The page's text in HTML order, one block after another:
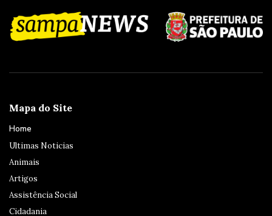
Mapa do Site
Home
Ultimas Noticias
Animais
Artigos
Assistência Social
Cidadania